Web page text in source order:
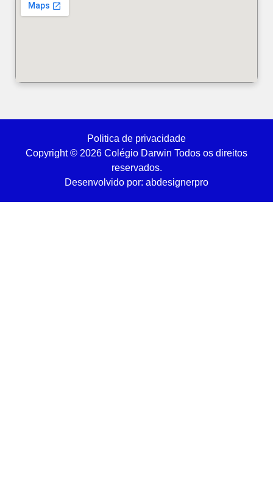
Politica de privacidade
Copyright © 2026 Colégio Darwin Todos os direitos
reservados.
Desenvolvido por: abdesignerpro